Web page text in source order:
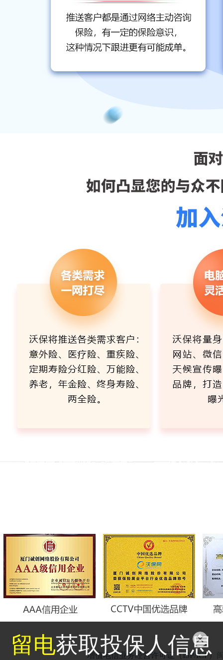
留电获取投保人信息
增值电信业务经营许可证（ISP/ICP）